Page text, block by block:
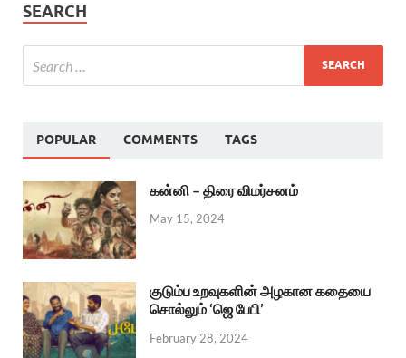
SEARCH
POPULAR COMMENTS TAGS
கன்னி – திரை விமர்சனம்
May 15, 2024
குடும்ப உறவுகளின் அழகான கதையை
சொல்லும் ‘ஜெ பேபி’
February 28, 2024